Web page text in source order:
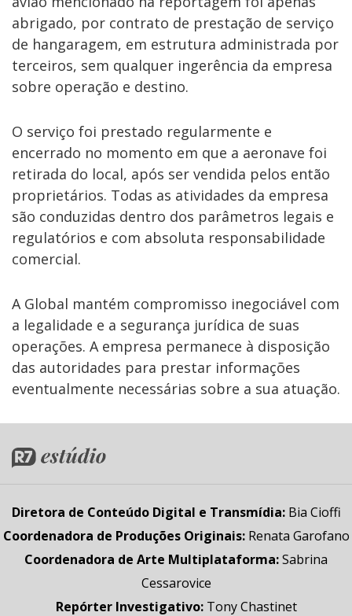
abrigado, por contrato de prestação de serviço
de hangaragem, em estrutura administrada por
terceiros, sem qualquer ingerência da empresa
sobre operação e destino.
O serviço foi prestado regularmente e
encerrado no momento em que a aeronave foi
retirada do local, após ser vendida pelos então
proprietários. Todas as atividades da empresa
são conduzidas dentro dos parâmetros legais e
regulatórios e com absoluta responsabilidade
comercial.
A Global mantém compromisso inegociável com
a legalidade e a segurança jurídica de suas
operações. A empresa permanece à disposição
das autoridades para prestar informações
eventualmente necessárias sobre a sua atuação.
Diretora de Conteúdo Digital e Transmídia: Bia Cioffi
Coordenadora de Produções Originais: Renata Garofano
Coordenadora de Arte Multiplataforma:Sabrina
Cessarovice
Repórter Investigativo: Tony Chastinet